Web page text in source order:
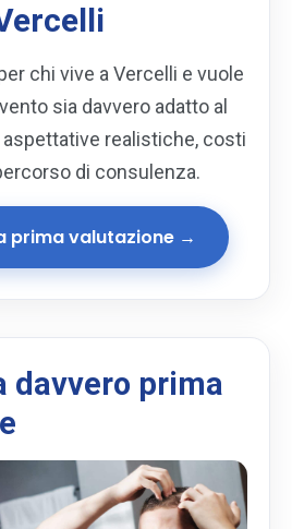
chi vive a Vercelli e vuole
sia davvero adatto al
realistiche, costi
di consulenza.
prima valutazione →
davvero prima